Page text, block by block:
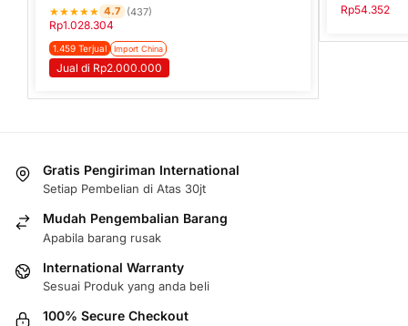
★★★★★ 4.7 (437)
Rp1.028.304
1.459 Terjual Import China
Jual di Rp2.000.000
Rp54.352
Gratis Pengiriman International
Setiap Pembelian di Atas 30jt
Mudah Pengembalian Barang
Apabila barang rusak
International Warranty
Sesuai Produk yang anda beli
100% Secure Checkout